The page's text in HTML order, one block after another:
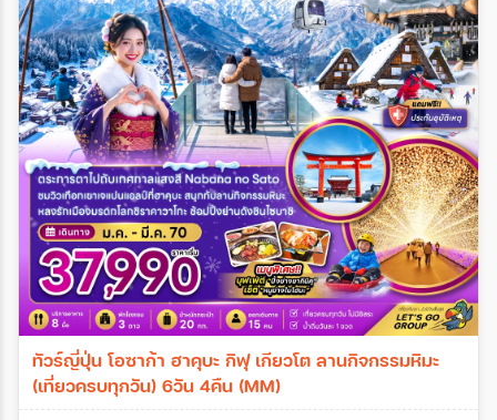
ทัวร์ญี่ปุ่น โอซาก้า ฮาคุบะ กิฟุ เกียวโต ลานกิจกรรมหิมะ
(เที่ยวครบทุกวัน) 6วัน 4คืน (MM)